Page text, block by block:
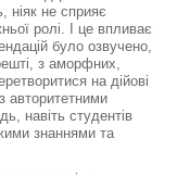
ніяк не сприяє
ролі. І це впливає
було озвучено,
з аморфних,
на дійові
авторитетними
навіть студентів
знаннями та